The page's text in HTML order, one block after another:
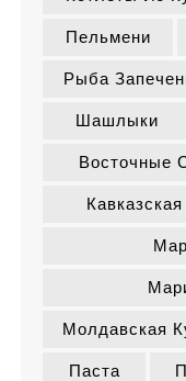
Пельмени
Рыба
Шашлыки
Восточные
Молдавская
Паста